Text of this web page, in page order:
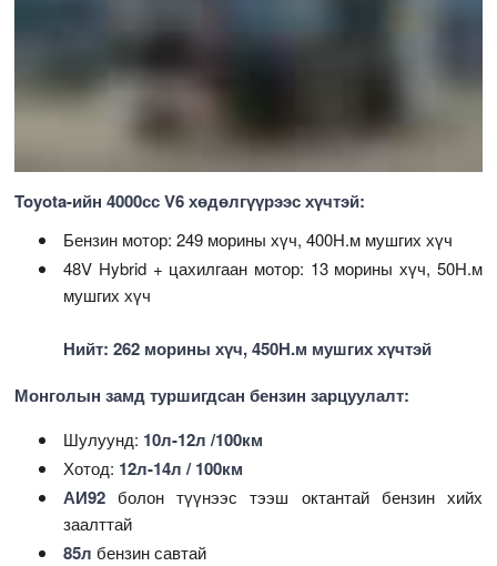
Toyota-ийн 4000сс V6 хөдөлгүүрээс хүчтэй:
Бензин мотор: 249 морины хүч, 400Н.м мушгих хүч
48V Hybrid + цахилгаан мотор: 13 морины хүч, 50Н.м
мушгих хүч
Нийт: 262 морины хүч, 450Н.м мушгих хүчтэй
Монголын замд туршигдсан бензин зарцуулалт:
Шулуунд: 10л-12л /100км
Хотод: 12л-14л / 100км
АИ92 болон түүнээс тээш октантай бензин хийх
заалттай
85л бензин савтай